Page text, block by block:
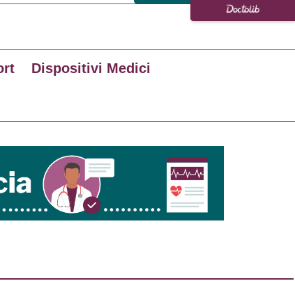
Dispositivi Medici